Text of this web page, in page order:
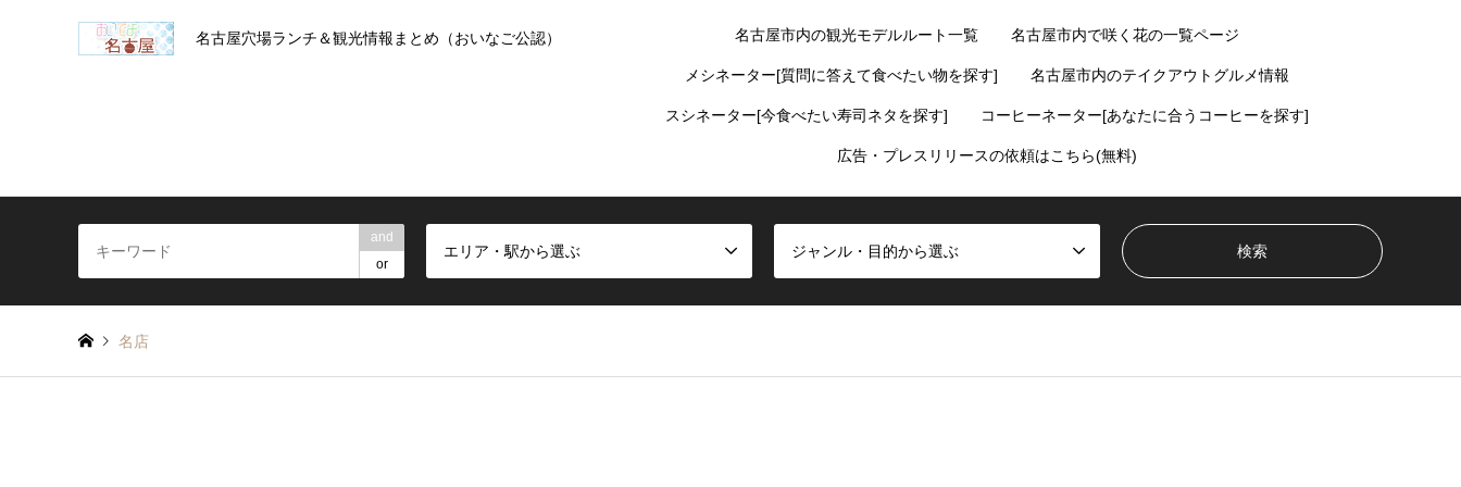
名古屋穴場ランチ＆観光情報まとめ（おいなご公認） 名古屋市内の観光モデルルート一覧 名古屋市内で咲く花の一覧ページ
メシネーター[質問に答えて食べたい物を探す] 名古屋市内のテイクアウトグルメ情報
スシネーター[今食べたい寿司ネタを探す] コーヒーネーター[あなたに合うコーヒーを探す]
広告・プレスリリースの依頼はこちら(無料)
and
or
エリア・駅から選ぶ ジャンル・目的から選ぶ
名店